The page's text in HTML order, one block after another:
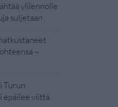
ylilennolle
suljetaan
–
Turun
epäilee viittä